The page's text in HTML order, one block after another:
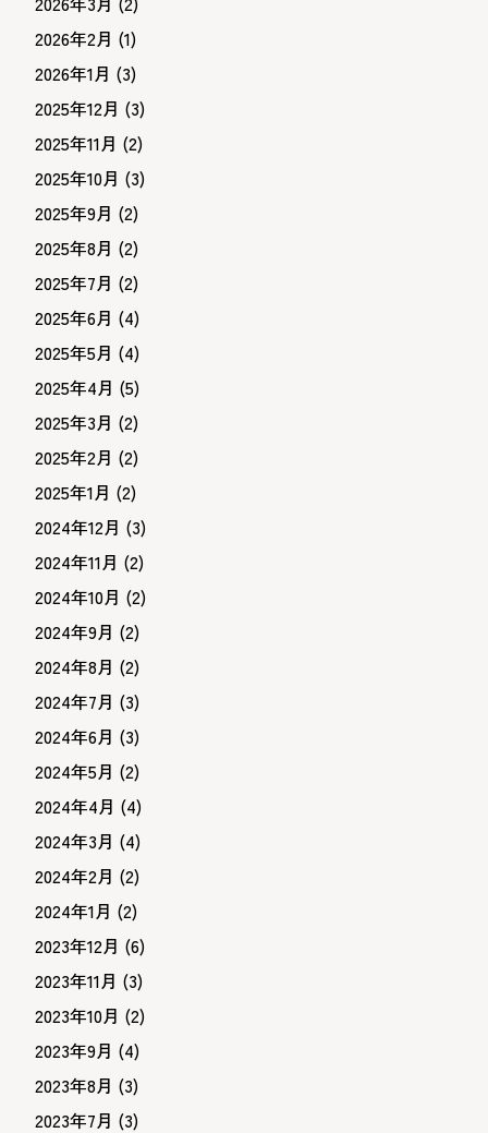
2026年2月 (1)
2026年1月 (3)
2025年12月 (3)
2025年11月 (2)
2025年10月 (3)
2025年9月 (2)
2025年8月 (2)
2025年7月 (2)
2025年6月 (4)
2025年5月 (4)
2025年4月 (5)
2025年3月 (2)
2025年2月 (2)
2025年1月 (2)
2024年12月 (3)
2024年11月 (2)
2024年10月 (2)
2024年9月 (2)
2024年8月 (2)
2024年7月 (3)
2024年6月 (3)
2024年5月 (2)
2024年4月 (4)
2024年3月 (4)
2024年2月 (2)
2024年1月 (2)
2023年12月 (6)
2023年11月 (3)
2023年10月 (2)
2023年9月 (4)
2023年8月 (3)
2023年7月 (3)